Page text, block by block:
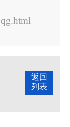
返回
列表